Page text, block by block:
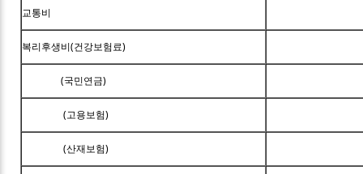
교통비
복리후생비(건강보험료)
(국민연금)
(고용보험)
(산재보험)